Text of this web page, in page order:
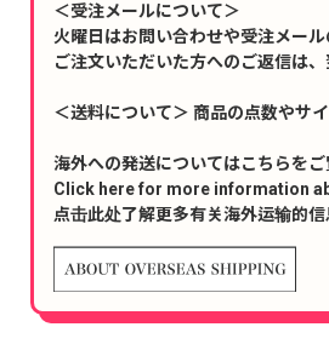
＜受注メールについて＞
火曜日はお問い合わせや受注メール
ご注文いただいた方へのご返信は
＜送料について＞ 商品の点数やサ
海外への発送についてはこちらを
Click here for more information
点击此处了解更多有关海外运输的